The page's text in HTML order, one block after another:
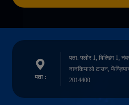
पता :
पता: फ्लोर 1, बिल्डिंग 1,
नानकियाओ टाउन,
2014400